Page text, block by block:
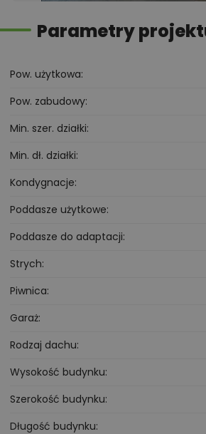
Parametry
Pow. użytkowa
Pow. zabudowy
Min. szer. działki
Min. dł. działki
Kondygnacje
Poddasze użytkowe
Poddasze do adaptacji
Strych
Piwnica
Garaż
Rodzaj dachu
Wysokość budynku
Szerokość budynku
Długość budynku